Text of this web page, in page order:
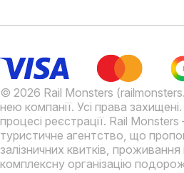
© 2026 Rail Monsters
нею компанії. Усі права
процесі реєстрації. Rail
туристичне агентство, що
залізничних квитків,
комплексну організацію